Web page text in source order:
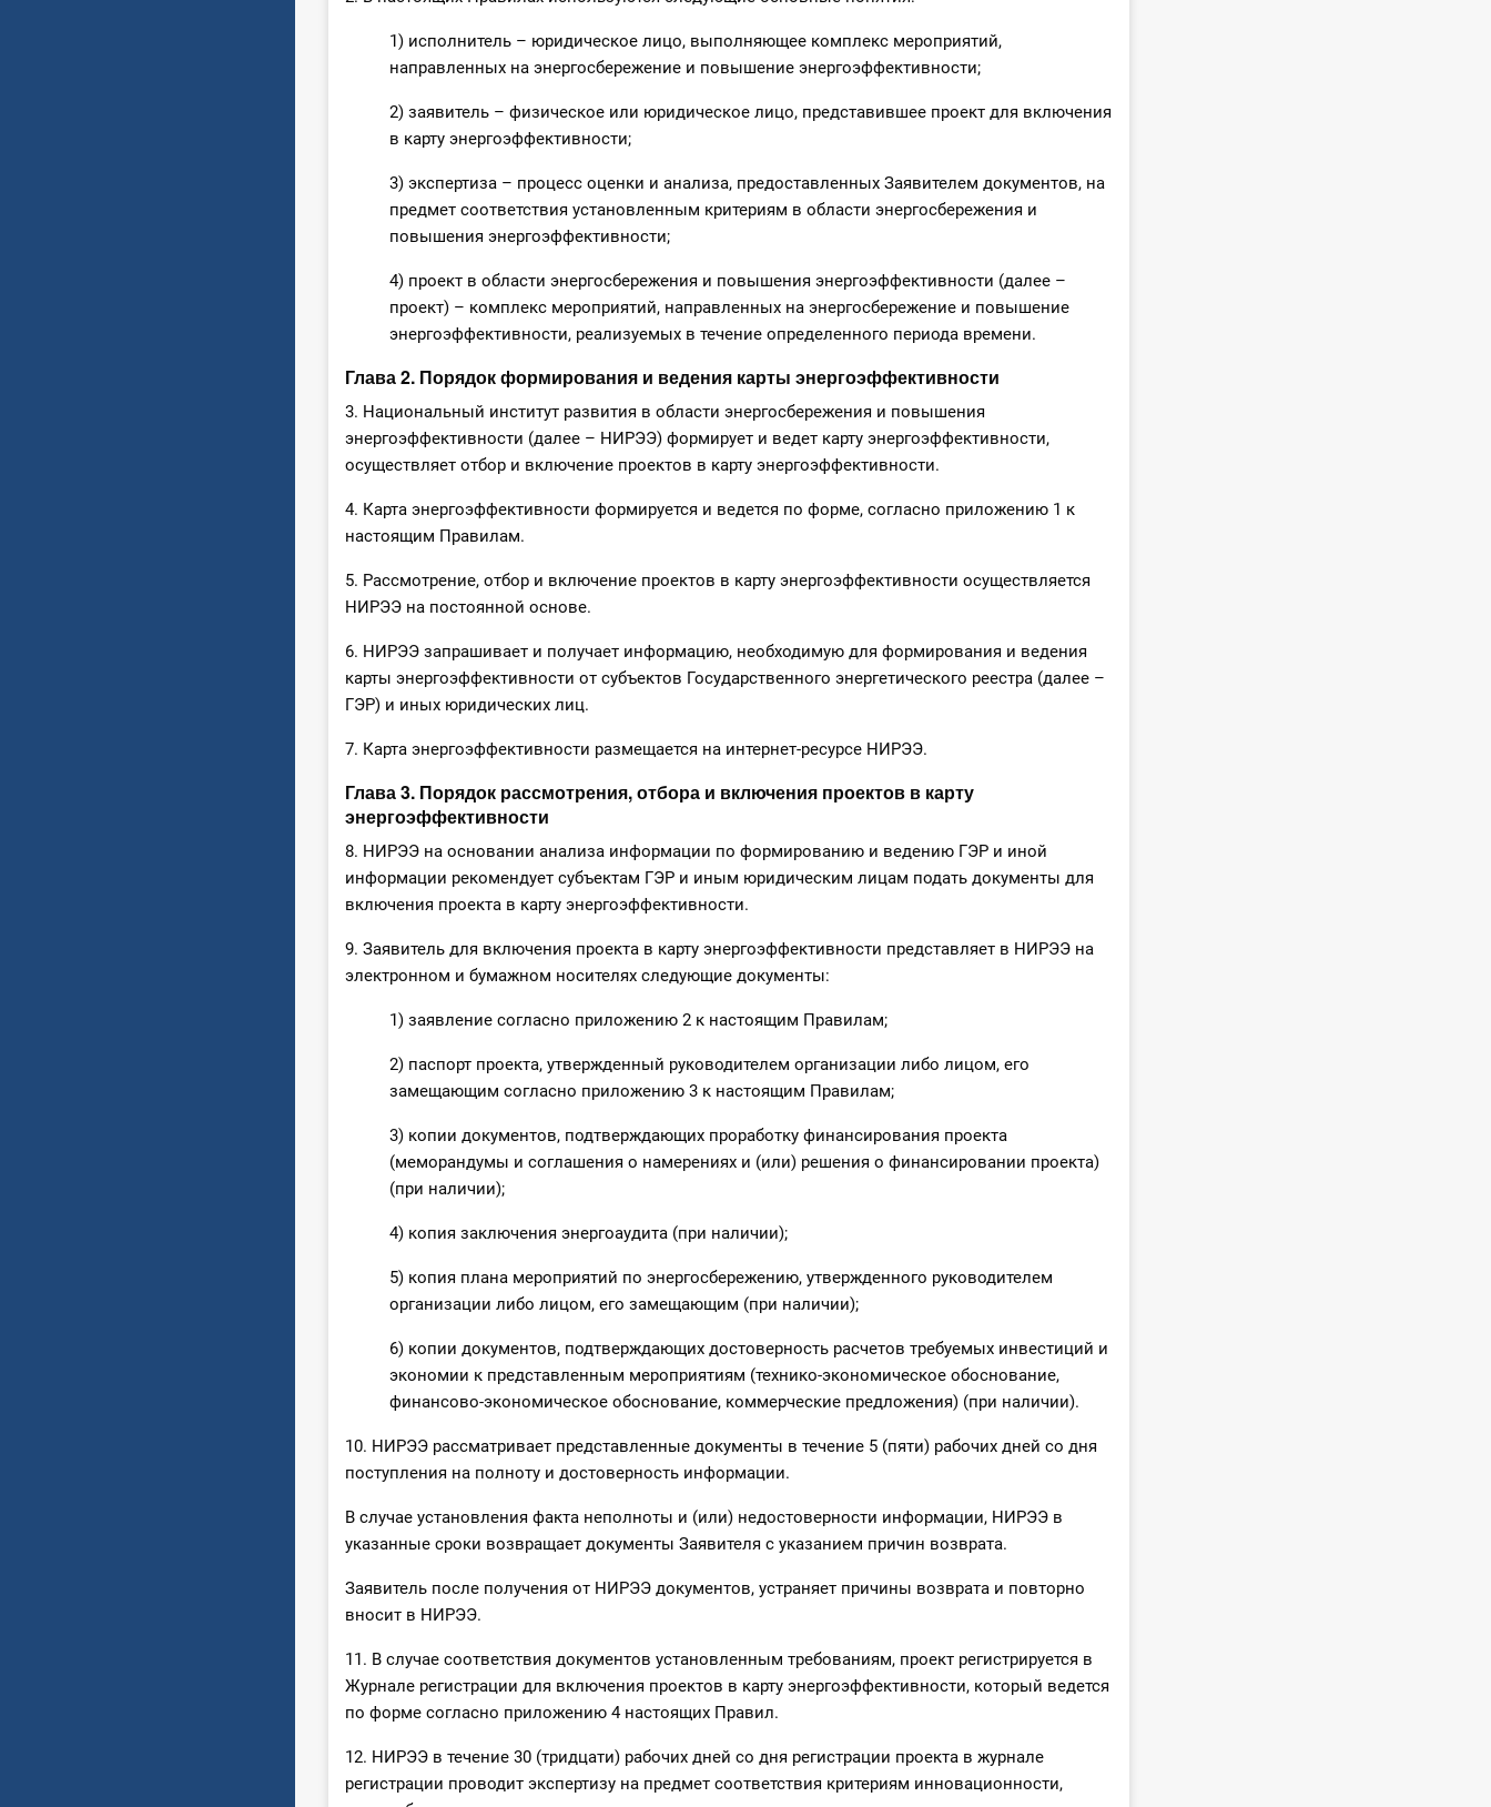
1) исполнитель – юридическое лицо, выполняющее комплекс мероприятий,
направленных на энергосбережение и повышение энергоэффективности;
2) заявитель – физическое или юридическое лицо, представившее проект для включения
в карту энергоэффективности;
3) экспертиза – процесс оценки и анализа, предоставленных Заявителем документов, на
предмет соответствия установленным критериям в области энергосбережения и
повышения энергоэффективности;
4) проект в области энергосбережения и повышения энергоэффективности (далее –
проект) – комплекс мероприятий, направленных на энергосбережение и повышение
энергоэффективности, реализуемых в течение определенного периода времени.
Глава 2. Порядок формирования и ведения карты энергоэффективности
3. Национальный институт развития в области энергосбережения и повышения
энергоэффективности (далее – НИРЭЭ) формирует и ведет карту энергоэффективности,
осуществляет отбор и включение проектов в карту энергоэффективности.
4. Карта энергоэффективности формируется и ведется по форме, согласно приложению 1 к
настоящим Правилам.
5. Рассмотрение, отбор и включение проектов в карту энергоэффективности осуществляется
НИРЭЭ на постоянной основе.
6. НИРЭЭ запрашивает и получает информацию, необходимую для формирования и ведения
карты энергоэффективности от субъектов Государственного энергетического реестра (далее –
ГЭР) и иных юридических лиц.
7. Карта энергоэффективности размещается на интернет-ресурсе НИРЭЭ.
Глава 3. Порядок рассмотрения, отбора и включения проектов в карту
энергоэффективности
8. НИРЭЭ на основании анализа информации по формированию и ведению ГЭР и иной
информации рекомендует субъектам ГЭР и иным юридическим лицам подать документы для
включения проекта в карту энергоэффективности.
9. Заявитель для включения проекта в карту энергоэффективности представляет в НИРЭЭ на
электронном и бумажном носителях следующие документы:
1) заявление согласно приложению 2 к настоящим Правилам;
2) паспорт проекта, утвержденный руководителем организации либо лицом, его
замещающим согласно приложению 3 к настоящим Правилам;
3) копии документов, подтверждающих проработку финансирования проекта
(меморандумы и соглашения о намерениях и (или) решения о финансировании проекта)
(при наличии);
4) копия заключения энергоаудита (при наличии);
5) копия плана мероприятий по энергосбережению, утвержденного руководителем
организации либо лицом, его замещающим (при наличии);
6) копии документов, подтверждающих достоверность расчетов требуемых инвестиций и
экономии к представленным мероприятиям (технико-экономическое обоснование,
финансово-экономическое обоснование, коммерческие предложения) (при наличии).
10. НИРЭЭ рассматривает представленные документы в течение 5 (пяти) рабочих дней со дня
поступления на полноту и достоверность информации.
В случае установления факта неполноты и (или) недостоверности информации, НИРЭЭ в
указанные сроки возвращает документы Заявителя с указанием причин возврата.
Заявитель после получения от НИРЭЭ документов, устраняет причины возврата и повторно
вносит в НИРЭЭ.
11. В случае соответствия документов установленным требованиям, проект регистрируется в
Журнале регистрации для включения проектов в карту энергоэффективности, который ведется
по форме согласно приложению 4 настоящих Правил.
12. НИРЭЭ в течение 30 (тридцати) рабочих дней со дня регистрации проекта в журнале
регистрации проводит экспертизу на предмет соответствия критериям инновационности,